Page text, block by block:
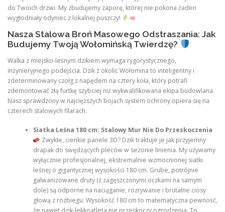
do Twoich drzwi. My zbudujemy zaporę, której nie pokona żaden
wygłodniały odyniec z lokalnej puszczy!
Nasza Stalowa Broń Masowego Odstraszania: Jak
Budujemy Twoją Wołomińską Twierdzę?
Walka z miejsko-leśnym dzikiem wymaga rygorystycznego,
inżynieryjnego podejścia. Dzik z okolic Wołomina to inteligentny i
zdeterminowany czołg z napędem na cztery koła, który potrafi
zdemontować złą furtkę szybciej niż wykwalifikowana ekipa budowlana.
Nasz sprawdzony w najcięższych bojach system ochrony opiera się na
czterech stalowych filarach:
Siatka Leśna 180 cm: Stalowy Mur Nie Do Przeskoczenia
Zwykłe, cienkie panele 3D? Dzik traktuje je jak przyjemny
drapak do swędzących pleców w sezonie linienia. My używamy
wyłącznie profesjonalnej, ekstremalnie wzmocnionej siatki
leśnej o gigantycznej wysokości 180 cm. Grube, potrójnie
galwanizowane druty (z zagęszczonymi oczkami na samym
dole) są odporne na naciąganie, rozrywanie i brutalne ciosy
głową z rozbiegu. Wysokość 180 cm to matematyczna pewność,